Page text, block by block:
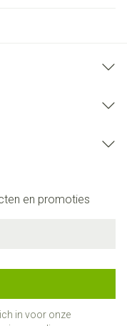
en promoties
in voor onze